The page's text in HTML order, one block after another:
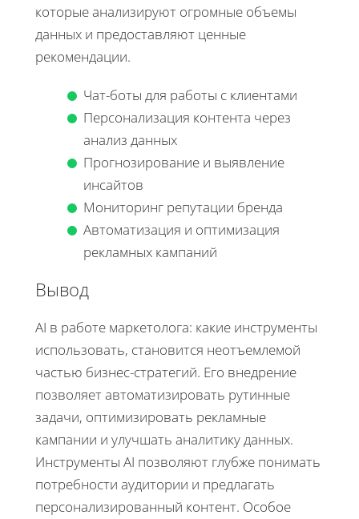
которые анализируют огромные объемы
данных и предоставляют ценные
рекомендации.
Чат-боты для работы с клиентами
Персонализация контента через
анализ данных
Прогнозирование и выявление
инсайтов
Мониторинг репутации бренда
Автоматизация и оптимизация
рекламных кампаний
Вывод
AI в работе маркетолога: какие инструменты
использовать, становится неотъемлемой
частью бизнес-стратегий. Его внедрение
позволяет автоматизировать рутинные
задачи, оптимизировать рекламные
кампании и улучшать аналитику данных.
Инструменты AI позволяют глубже понимать
потребности аудитории и предлагать
персонализированный контент. Особое